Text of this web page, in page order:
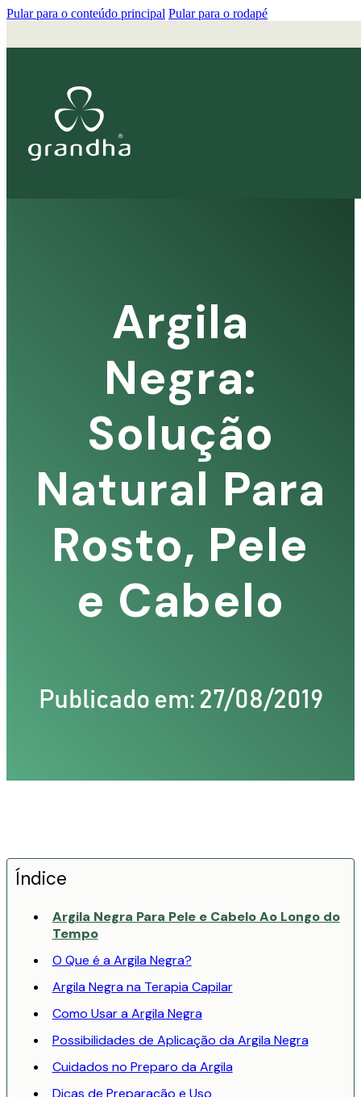
Pular para o conteúdo principal Pular para o rodapé
Argila
Negra:
Solução
Natural Para
Rosto, Pele
e Cabelo
Publicado em: 27/08/2019
Índice
Argila Negra Para Pele e Cabelo Ao Longo do
Tempo
O Que é a Argila Negra?
Argila Negra na Terapia Capilar
Como Usar a Argila Negra
Possibilidades de Aplicação da Argila Negra
Cuidados no Preparo da Argila
Dicas de Preparação e Uso